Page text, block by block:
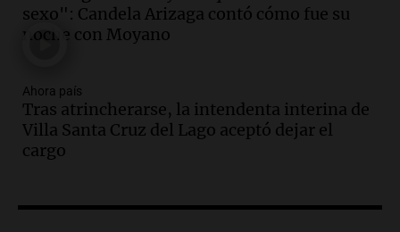
Episodios
Audio. Descuentos de hasta 700.000
Panorama Federal
Episodios
Audio.Docentes de Jujuy denuncian
descuentos de hasta 700.000 pesos en
sexo": Candela Arizaga contó cómo fue su
noche con Moyano
Ahora país
Tras atrincherarse, la intendenta interina de
Villa Santa Cruz del Lago aceptó dejar el
cargo